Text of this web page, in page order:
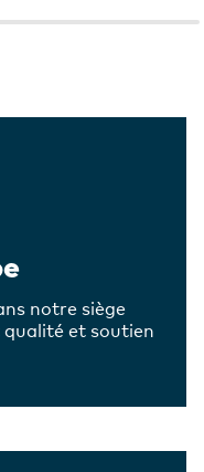
notre siège
et soutien